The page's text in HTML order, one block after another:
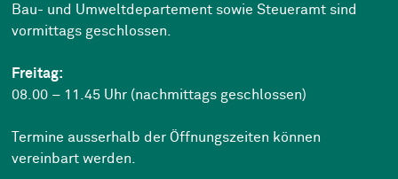
Bau- und Umweltdepartement sowie Steueramt sind
vormittags geschlossen.
Freitag:
08.00 – 11.45 Uhr (nachmittags geschlossen)
Termine ausserhalb der Öffnungszeiten können
vereinbart werden.